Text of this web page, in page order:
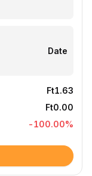
Date
Ft1.63
Ft0.00
-100.00%